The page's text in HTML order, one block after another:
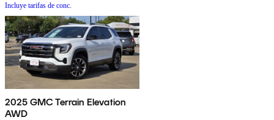
Incluye tarifas de conc.
2025 GMC Terrain Elevation
AWD